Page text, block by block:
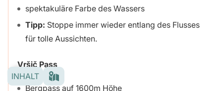
spektakuläre Farbe des Wassers
Tipp: Stoppe immer wieder entlang des Flusses
für tolle Aussichten.
Vršič Pass
Bergpass auf 1600m Höhe
INHALT